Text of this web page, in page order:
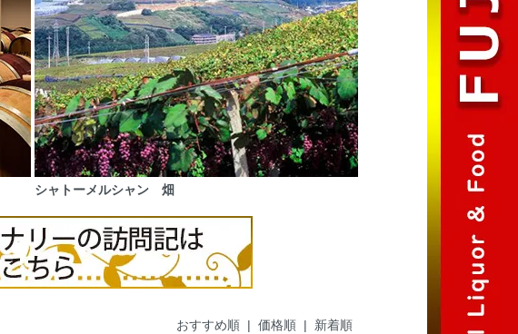
シャトーメルシャン 畑
おすすめ順 | 価格順 | 新着順